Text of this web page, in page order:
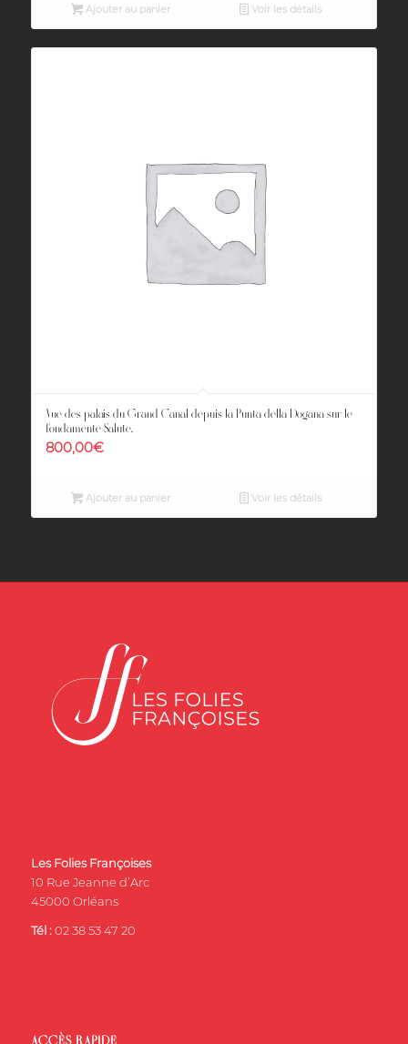
Ajouter au panier Voir les détails
Vue des palais du Grand Canal depuis la Punta della Dogana sur le
fondamente Salute.
800,00€
Ajouter au panier Voir les détails
Les Folies Françoises
10 Rue Jeanne d’Arc
45000 Orléans
Tél : 02 38 53 47 20
ACCÈS RAPIDE